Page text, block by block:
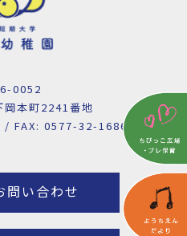
0052
岡本町2241番地
FAX: 0577-32-1686
問い合わせ